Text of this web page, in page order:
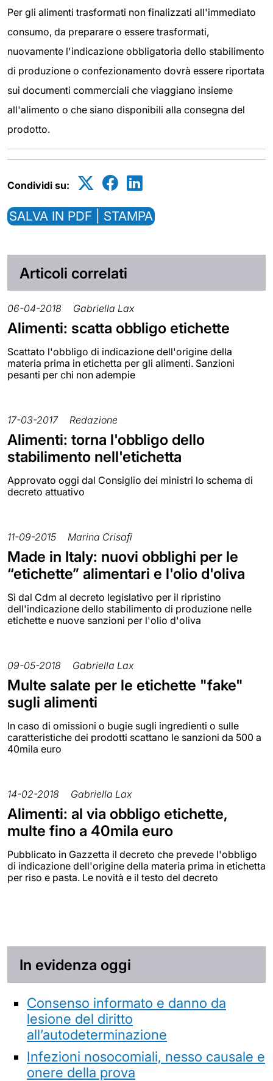
Per gli alimenti trasformati non finalizzati all'immediato
consumo, da preparare o essere trasformati,
nuovamente l'indicazione obbligatoria dello stabilimento
di produzione o confezionamento dovrà essere riportata
sui documenti commerciali che viaggiano insieme
all'alimento o che siano disponibili alla consegna del
prodotto.
Condividi su:
SALVA IN PDF | STAMPA
Articoli correlati
06-04-2018 Gabriella Lax
Alimenti: scatta obbligo etichette
Scattato l'obbligo di indicazione dell'origine della
materia prima in etichetta per gli alimenti. Sanzioni
pesanti per chi non adempie
17-03-2017 Redazione
Alimenti: torna l'obbligo dello
stabilimento nell'etichetta
Approvato oggi dal Consiglio dei ministri lo schema di
decreto attuativo
11-09-2015 Marina Crisafi
Made in Italy: nuovi obblighi per le
“etichette” alimentari e l'olio d'oliva
Sì dal Cdm al decreto legislativo per il ripristino
dell'indicazione dello stabilimento di produzione nelle
etichette e nuove sanzioni per l'olio d'oliva
09-05-2018 Gabriella Lax
Multe salate per le etichette "fake"
sugli alimenti
In caso di omissioni o bugie sugli ingredienti o sulle
caratteristiche dei prodotti scattano le sanzioni da 500 a
40mila euro
14-02-2018 Gabriella Lax
Alimenti: al via obbligo etichette,
multe fino a 40mila euro
Pubblicato in Gazzetta il decreto che prevede l'obbligo
di indicazione dell'origine della materia prima in etichetta
per riso e pasta. Le novità e il testo del decreto
In evidenza oggi
Consenso informato e danno da
lesione del diritto
all’autodeterminazione
Infezioni nosocomiali, nesso causale e
onere della prova